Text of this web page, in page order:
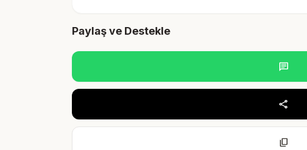
Paylaş ve Destekle
chat
share
content_copy